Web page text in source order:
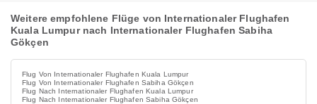
Weitere empfohlene Flüge von Internationaler Flughafen
Kuala Lumpur nach Internationaler Flughafen Sabiha
Gökçen
Flug Von Internationaler Flughafen Kuala Lumpur
Flug Von Internationaler Flughafen Sabiha Gökçen
Flug Nach Internationaler Flughafen Kuala Lumpur
Flug Nach Internationaler Flughafen Sabiha Gökçen